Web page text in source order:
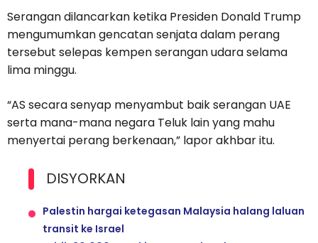
Serangan dilancarkan ketika Presiden Donald Trump
mengumumkan gencatan senjata dalam perang
tersebut selepas kempen serangan udara selama
lima minggu.
“AS secara senyap menyambut baik serangan UAE
serta mana-mana negara Teluk lain yang mahu
menyertai perang berkenaan,” lapor akhbar itu.
DISYORKAN
Palestin hargai ketegasan Malaysia halang laluan
transit ke Israel